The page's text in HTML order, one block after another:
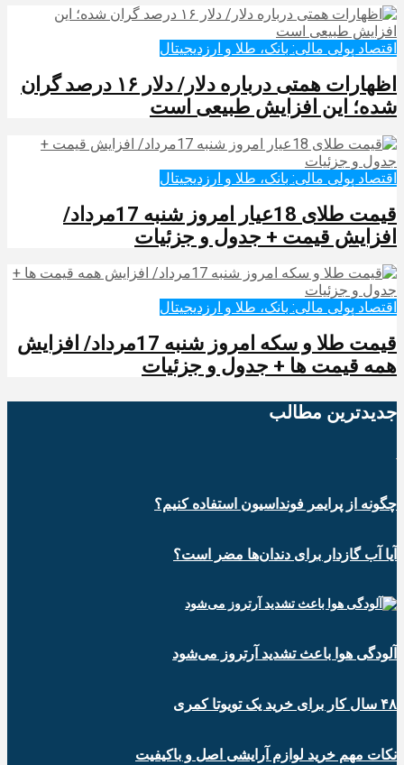
اقتصاد پولی مالی: بانک، طلا و ارزدیجیتال‌
اظهارات همتی درباره دلار/ دلار ۱۶ درصد گران
شده؛ این افزایش طبیعی است
اقتصاد پولی مالی: بانک، طلا و ارزدیجیتال‌
قیمت طلای 18عیار امروز شنبه 17مرداد/
افزایش قیمت + جدول و جزئیات
اقتصاد پولی مالی: بانک، طلا و ارزدیجیتال‌
قیمت طلا و سکه امروز شنبه 17مرداد/ افزایش
همه قیمت ها + جدول و جزئیات
جدیدترین‌ مطالب
چگونه از پرایمر فونداسیون استفاده کنیم؟
آیا آب گازدار برای دندان‌ها مضر است؟
آلودگی هوا باعث تشدید آرتروز می‌شود
۴۸ سال کار برای خرید یک تویوتا کمری
نکات مهم خرید لوازم آرایشی اصل و باکیفیت